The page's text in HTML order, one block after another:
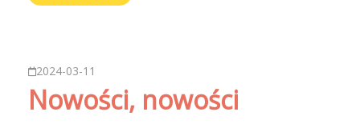
2024-03-11
Nowości, nowości